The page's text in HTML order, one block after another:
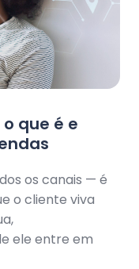
que é e
os canais — é
o cliente viva
ele entre em